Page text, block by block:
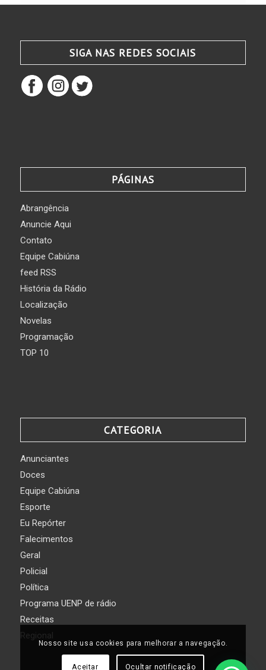
SIGA NAS REDES SOCIAIS
PÁGINAS
Abrangência
Anuncie Aqui
Contato
Equipe Cabiúna
feed RSS
História da Rádio
Localização
Novelas
Programação
TOP 10
CATEGORIA
Anunciantes
Doces
Equipe Cabiúna
Esporte
Eu Repórter
Falecimentos
Geral
Policial
Política
Programa UENP de rádio
Receitas
Regional
Nosso site usa cookies para melhorar a navegação.
Aceitar Ocultar notificação